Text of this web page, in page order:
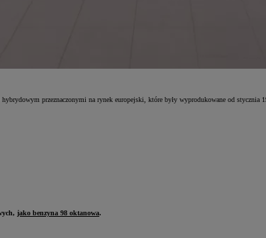
przeznaczonymi na rynek europejski, które były wyprodukowane od stycznia
jako benzyna 98 oktanowa.